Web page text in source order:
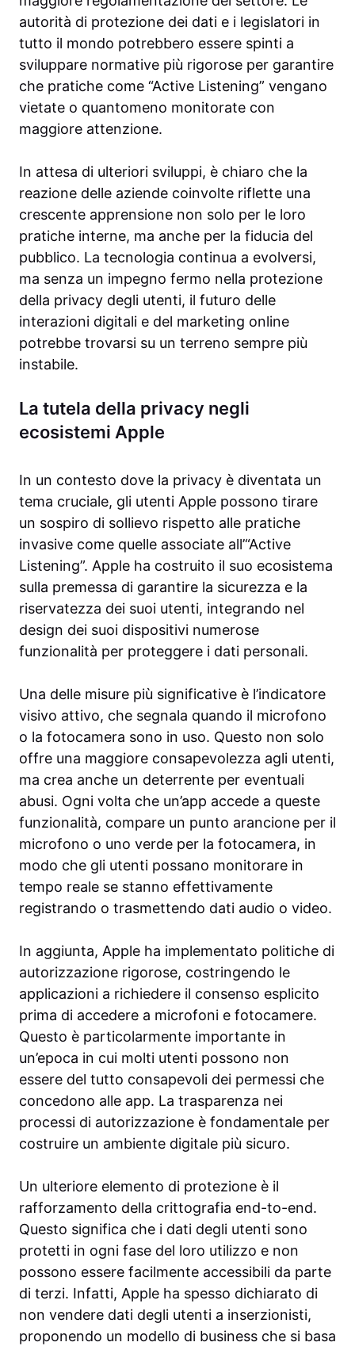
autorità di protezione dei dati e i legislatori in
tutto il mondo potrebbero essere spinti a
sviluppare normative più rigorose per garantire
che pratiche come “Active Listening” vengano
vietate o quantomeno monitorate con
maggiore attenzione.
In attesa di ulteriori sviluppi, è chiaro che la
reazione delle aziende coinvolte riflette una
crescente apprensione non solo per le loro
pratiche interne, ma anche per la fiducia del
pubblico. La tecnologia continua a evolversi,
ma senza un impegno fermo nella protezione
della privacy degli utenti, il futuro delle
interazioni digitali e del marketing online
potrebbe trovarsi su un terreno sempre più
instabile.
La tutela della privacy negli
ecosistemi Apple
In un contesto dove la privacy è diventata un
tema cruciale, gli utenti Apple possono tirare
un sospiro di sollievo rispetto alle pratiche
invasive come quelle associate all’“Active
Listening”. Apple ha costruito il suo ecosistema
sulla premessa di garantire la sicurezza e la
riservatezza dei suoi utenti, integrando nel
design dei suoi dispositivi numerose
funzionalità per proteggere i dati personali.
Una delle misure più significative è l’indicatore
visivo attivo, che segnala quando il microfono
o la fotocamera sono in uso. Questo non solo
offre una maggiore consapevolezza agli utenti,
ma crea anche un deterrente per eventuali
abusi. Ogni volta che un’app accede a queste
funzionalità, compare un punto arancione per il
microfono o uno verde per la fotocamera, in
modo che gli utenti possano monitorare in
tempo reale se stanno effettivamente
registrando o trasmettendo dati audio o video.
In aggiunta, Apple ha implementato politiche di
autorizzazione rigorose, costringendo le
applicazioni a richiedere il consenso esplicito
prima di accedere a microfoni e fotocamere.
Questo è particolarmente importante in
un’epoca in cui molti utenti possono non
essere del tutto consapevoli dei permessi che
concedono alle app. La trasparenza nei
processi di autorizzazione è fondamentale per
costruire un ambiente digitale più sicuro.
Un ulteriore elemento di protezione è il
rafforzamento della crittografia end-to-end.
Questo significa che i dati degli utenti sono
protetti in ogni fase del loro utilizzo e non
possono essere facilmente accessibili da parte
di terzi. Infatti, Apple ha spesso dichiarato di
non vendere dati degli utenti a inserzionisti,
proponendo un modello di business che si basa